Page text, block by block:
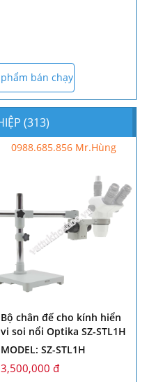
bán chạy
(313)
0988.685.856 Mr.Hùng
Bộ chân đế cho kính hiển
vi soi nổi Optika SZ-STL1H
MODEL: SZ-STL1H
3,500,000 đ